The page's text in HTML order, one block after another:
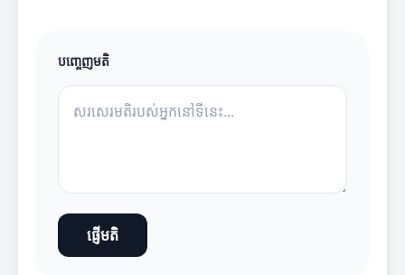
បញ្ចេញមតិ
ផ្ញើមតិ